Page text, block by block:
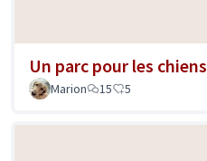
Un parc pour les chiens
Marion
15 5